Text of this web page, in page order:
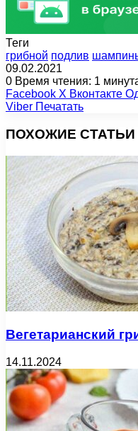
Теги
грибной подлив
09.02.2021
0 Время чтения: 1
Facebook X Вконтакте
Viber Печатать
ПОХОЖИЕ СТАТЬИ
Вегетарианский
14.11.2024